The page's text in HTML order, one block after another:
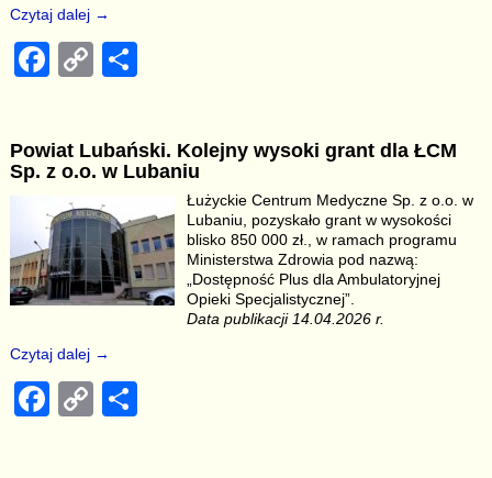
Czytaj dalej →
F
e
b
o
o
k
C
y
Li
n
k
S
e
Powiat Lubański. Kolejny wysoki grant dla ŁCM
Sp. z o.o. w Lubaniu
Łużyckie Centrum Medyczne Sp. z o.o. w
Lubaniu, pozyskało grant w wysokości
blisko 850 000 zł., w ramach programu
Ministerstwa Zdrowia pod nazwą:
„Dostępność Plus dla Ambulatoryjnej
Opieki Specjalistycznej”.
Data publikacji 14.04.2026 r.
Czytaj dalej →
F
C